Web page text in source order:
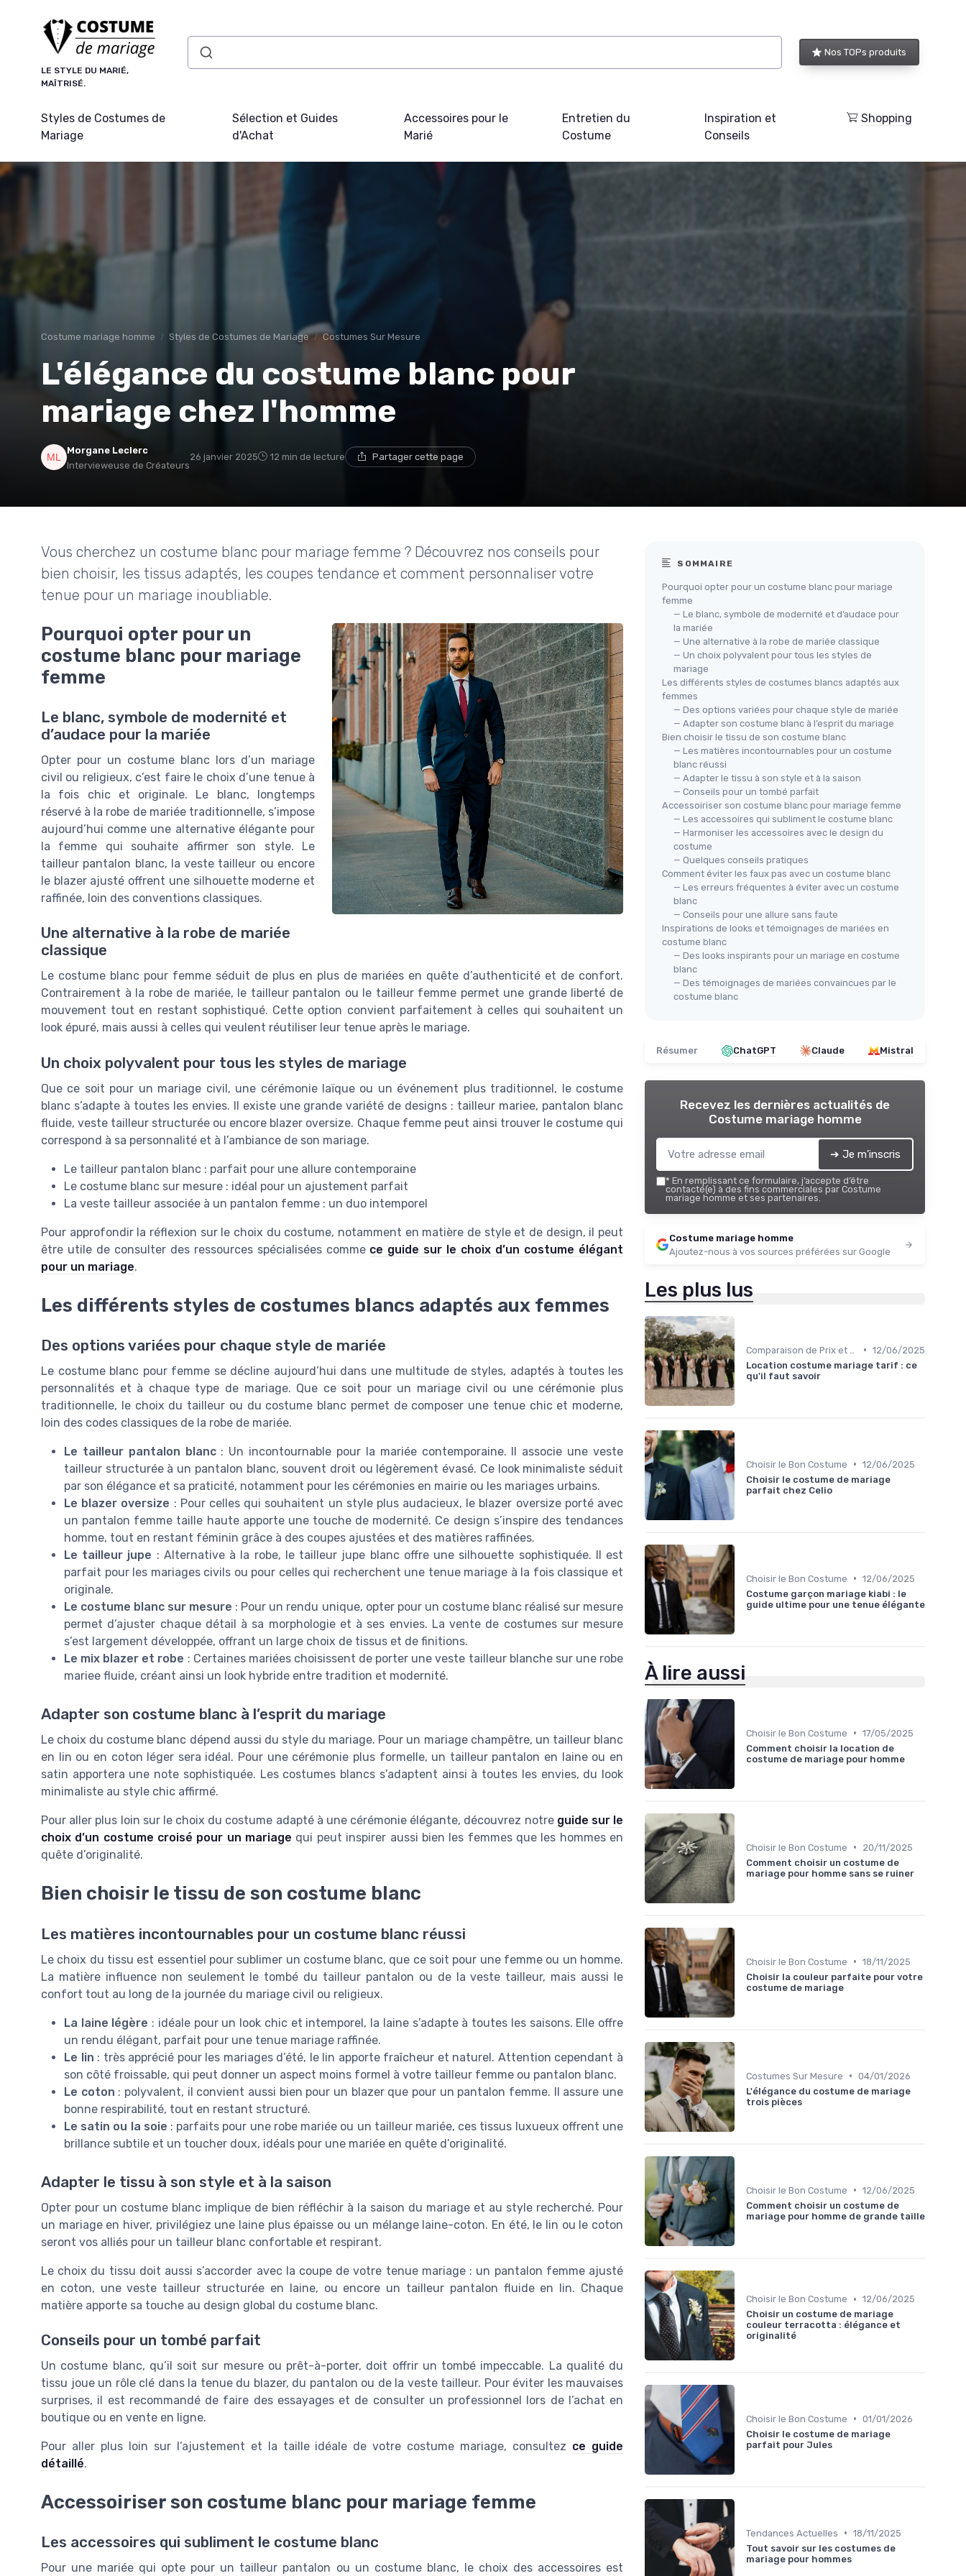
LE STYLE DU MARIÉ,
MAÎTRISÉ.
Nos TOPs produits
Styles de Costumes de
Mariage
Sélection et Guides
d'Achat
Accessoires pour le
Marié
Entretien du
Costume
Inspiration et
Conseils
Shopping
Costume mariage homme Styles de Costumes de Mariage Costumes Sur Mesure
L'élégance du costume blanc pour
mariage chez l'homme
Morgane Leclerc
Intervieweuse de Créateurs
26 janvier 2025 12 min de lecture Partager cette page
Vous cherchez un costume blanc pour mariage femme ? Découvrez nos conseils pour
bien choisir, les tissus adaptés, les coupes tendance et comment personnaliser votre
tenue pour un mariage inoubliable.
Pourquoi opter pour un
costume blanc pour mariage
femme
Le blanc, symbole de modernité et
d’audace pour la mariée
Opter pour un costume blanc lors d’un mariage
civil ou religieux, c’est faire le choix d’une tenue à
la fois chic et originale. Le blanc, longtemps
réservé à la robe de mariée traditionnelle, s’impose
aujourd’hui comme une alternative élégante pour
la femme qui souhaite affirmer son style. Le
tailleur pantalon blanc, la veste tailleur ou encore
le blazer ajusté offrent une silhouette moderne et
raffinée, loin des conventions classiques.
Une alternative à la robe de mariée
classique
Le costume blanc pour femme séduit de plus en plus de mariées en quête d’authenticité et de confort.
Contrairement à la robe de mariée, le tailleur pantalon ou le tailleur femme permet une grande liberté de
mouvement tout en restant sophistiqué. Cette option convient parfaitement à celles qui souhaitent un
look épuré, mais aussi à celles qui veulent réutiliser leur tenue après le mariage.
Un choix polyvalent pour tous les styles de mariage
Que ce soit pour un mariage civil, une cérémonie laïque ou un événement plus traditionnel, le costume
blanc s’adapte à toutes les envies. Il existe une grande variété de designs : tailleur mariee, pantalon blanc
fluide, veste tailleur structurée ou encore blazer oversize. Chaque femme peut ainsi trouver le costume qui
correspond à sa personnalité et à l’ambiance de son mariage.
Le tailleur pantalon blanc : parfait pour une allure contemporaine
Le costume blanc sur mesure : idéal pour un ajustement parfait
La veste tailleur associée à un pantalon femme : un duo intemporel
Pour approfondir la réflexion sur le choix du costume, notamment en matière de style et de design, il peut
être utile de consulter des ressources spécialisées comme ce guide sur le choix d’un costume élégant
pour un mariage.
Les différents styles de costumes blancs adaptés aux femmes
Des options variées pour chaque style de mariée
Le costume blanc pour femme se décline aujourd’hui dans une multitude de styles, adaptés à toutes les
personnalités et à chaque type de mariage. Que ce soit pour un mariage civil ou une cérémonie plus
traditionnelle, le choix du tailleur ou du costume blanc permet de composer une tenue chic et moderne,
loin des codes classiques de la robe de mariée.
Le tailleur pantalon blanc: Un incontournable pour la mariée contemporaine. Il associe une veste
tailleur structurée à un pantalon blanc, souvent droit ou légèrement évasé. Ce look minimaliste séduit
par son élégance et sa praticité, notamment pour les cérémonies en mairie ou les mariages urbains.
Le blazer oversize : Pour celles qui souhaitent un style plus audacieux, le blazer oversize porté avec
un pantalon femme taille haute apporte une touche de modernité. Ce design s’inspire des tendances
homme, tout en restant féminin grâce à des coupes ajustées et des matières raffinées.
Le tailleur jupe : Alternative à la robe, le tailleur jupe blanc offre une silhouette sophistiquée. Il est
parfait pour les mariages civils ou pour celles qui recherchent une tenue mariage à la fois classique et
originale.
Le costume blanc sur mesure : Pour un rendu unique, opter pour un costume blanc réalisé sur mesure
permet d’ajuster chaque détail à sa morphologie et à ses envies. La vente de costumes sur mesure
s’est largement développée, offrant un large choix de tissus et de finitions.
Le mix blazer et robe : Certaines mariées choisissent de porter une veste tailleur blanche sur une robe
mariee fluide, créant ainsi un look hybride entre tradition et modernité.
Adapter son costume blanc à l’esprit du mariage
Le choix du costume blanc dépend aussi du style du mariage. Pour un mariage champêtre, un tailleur blanc
en lin ou en coton léger sera idéal. Pour une cérémonie plus formelle, un tailleur pantalon en laine ou en
satin apportera une note sophistiquée. Les costumes blancs s’adaptent ainsi à toutes les envies, du look
minimaliste au style chic affirmé.
Pour aller plus loin sur le choix du costume adapté à une cérémonie élégante, découvrez notre guide sur le
choix d’un costume croisé pour un mariage qui peut inspirer aussi bien les femmes que les hommes en
quête d’originalité.
Bien choisir le tissu de son costume blanc
Les matières incontournables pour un costume blanc réussi
Le choix du tissu est essentiel pour sublimer un costume blanc, que ce soit pour une femme ou un homme.
La matière influence non seulement le tombé du tailleur pantalon ou de la veste tailleur, mais aussi le
confort tout au long de la journée du mariage civil ou religieux.
La laine légère : idéale pour un look chic et intemporel, la laine s’adapte à toutes les saisons. Elle offre
un rendu élégant, parfait pour une tenue mariage raffinée.
Le lin : très apprécié pour les mariages d’été, le lin apporte fraîcheur et naturel. Attention cependant à
son côté froissable, qui peut donner un aspect moins formel à votre tailleur femme ou pantalon blanc.
Le coton : polyvalent, il convient aussi bien pour un blazer que pour un pantalon femme. Il assure une
bonne respirabilité, tout en restant structuré.
Le satin ou la soie : parfaits pour une robe mariée ou un tailleur mariée, ces tissus luxueux offrent une
brillance subtile et un toucher doux, idéals pour une mariée en quête d’originalité.
Adapter le tissu à son style et à la saison
Opter pour un costume blanc implique de bien réfléchir à la saison du mariage et au style recherché. Pour
un mariage en hiver, privilégiez une laine plus épaisse ou un mélange laine-coton. En été, le lin ou le coton
seront vos alliés pour un tailleur blanc confortable et respirant.
Le choix du tissu doit aussi s’accorder avec la coupe de votre tenue mariage : un pantalon femme ajusté
en coton, une veste tailleur structurée en laine, ou encore un tailleur pantalon fluide en lin. Chaque
matière apporte sa touche au design global du costume blanc.
Conseils pour un tombé parfait
Un costume blanc, qu’il soit sur mesure ou prêt-à-porter, doit offrir un tombé impeccable. La qualité du
tissu joue un rôle clé dans la tenue du blazer, du pantalon ou de la veste tailleur. Pour éviter les mauvaises
surprises, il est recommandé de faire des essayages et de consulter un professionnel lors de l’achat en
boutique ou en vente en ligne.
Pour aller plus loin sur l’ajustement et la taille idéale de votre costume mariage, consultez ce guide
détaillé.
Accessoiriser son costume blanc pour mariage femme
Les accessoires qui subliment le costume blanc
Pour une mariée qui opte pour un tailleur pantalon ou un costume blanc, le choix des accessoires est
SOMMAIRE
Pourquoi opter pour un costume blanc pour mariage
femme
— Le blanc, symbole de modernité et d’audace pour
la mariée
— Une alternative à la robe de mariée classique
— Un choix polyvalent pour tous les styles de
mariage
Les différents styles de costumes blancs adaptés aux
femmes
— Des options variées pour chaque style de mariée
— Adapter son costume blanc à l’esprit du mariage
Bien choisir le tissu de son costume blanc
— Les matières incontournables pour un costume
blanc réussi
— Adapter le tissu à son style et à la saison
— Conseils pour un tombé parfait
Accessoiriser son costume blanc pour mariage femme
— Les accessoires qui subliment le costume blanc
— Harmoniser les accessoires avec le design du
costume
— Quelques conseils pratiques
Comment éviter les faux pas avec un costume blanc
— Les erreurs fréquentes à éviter avec un costume
blanc
— Conseils pour une allure sans faute
Inspirations de looks et témoignages de mariées en
costume blanc
— Des looks inspirants pour un mariage en costume
blanc
— Des témoignages de mariées convaincues par le
costume blanc
Résumer ChatGPT Claude Mistral
Recevez les dernières actualités de
Costume mariage homme
➔ Je m'inscris
* En remplissant ce formulaire, j’accepte d’être
contacté(e) à des fins commerciales par Costume
mariage homme et ses partenaires.
Costume mariage homme
Ajoutez-nous à vos sources préférées sur Google
Les plus lus
• 12/06/2025
Location costume mariage tarif : ce
qu'il faut savoir
Choisir le Bon Costume • 12/06/2025
Choisir le costume de mariage
parfait chez Celio
Choisir le Bon Costume • 12/06/2025
Costume garçon mariage kiabi : le
guide ultime pour une tenue élégante
À lire aussi
Choisir le Bon Costume • 17/05/2025
Comment choisir la location de
costume de mariage pour homme
Choisir le Bon Costume •
20/11/2025
Comment choisir un costume de
mariage pour homme sans se ruiner
Choisir le Bon Costume • 18/11/2025
Choisir la couleur parfaite pour votre
costume de mariage
Costumes Sur Mesure • 04/01/2026
L'élégance du costume de mariage
trois pièces
Choisir le Bon Costume • 12/06/2025
Comment choisir un costume de
mariage pour homme de grande taille
Choisir le Bon Costume • 12/06/2025
Choisir un costume de mariage
couleur terracotta : élégance et
originalité
Choisir le Bon Costume • 01/01/2026
Choisir le costume de mariage
parfait pour Jules
Tendances Actuelles • 18/11/2025
Tout savoir sur les costumes de
mariage pour hommes